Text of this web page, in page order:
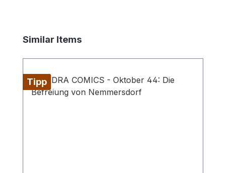
Produktgalerie überspringen
Similar Items
Tipp